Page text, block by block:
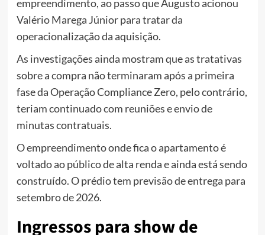
empreendimento, ao passo que Augusto acionou
Valério Marega Júnior para tratar da
operacionalização da aquisição.
As investigações ainda mostram que as tratativas
sobre a compra não terminaram após a primeira
fase da Operação Compliance Zero, pelo contrário,
teriam continuado com reuniões e envio de
minutas contratuais.
O empreendimento onde fica o apartamento é
voltado ao público de alta renda e ainda está sendo
construído. O prédio tem previsão de entrega para
setembro de 2026.
Ingressos para show de